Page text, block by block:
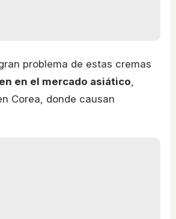
problema de estas cremas
en el mercado asiático
Corea, donde causan